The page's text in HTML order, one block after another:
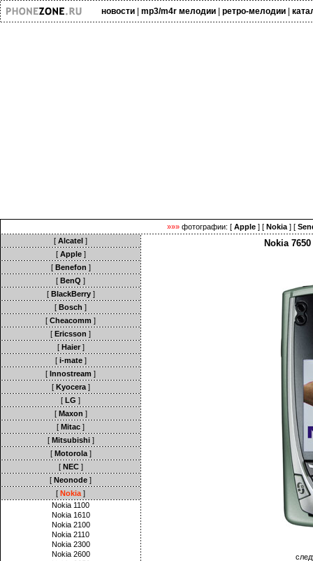
новости| mp3/m4r мелодии| ретро-мелодии|
»»» фотографии: [ Apple] [ Nokia] [
[ Alcatel ]
[ Apple]
[ Benefon ]
[ BenQ ]
[ BlackBerry]
[ Bosch ]
[ Cheacomm ]
[ Ericsson ]
[ Haier]
[ i-mate]
[ Innostream ]
[ Kyocera]
[ LG ]
[ Maxon ]
[ Mitac ]
[ Mitsubishi]
[ Motorola]
[ NEC]
[ Neonode ]
[ Nokia ]
Nokia 1100
Nokia 1610
Nokia 2100
Nokia 2110
Nokia 2300
Nokia 2600
Nokia